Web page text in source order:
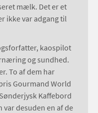
mælk. Det er et
ikke var adgang til
kaospilot
og sundhed.
To af dem har
Gourmand World
Kaffebord
var desuden en af de